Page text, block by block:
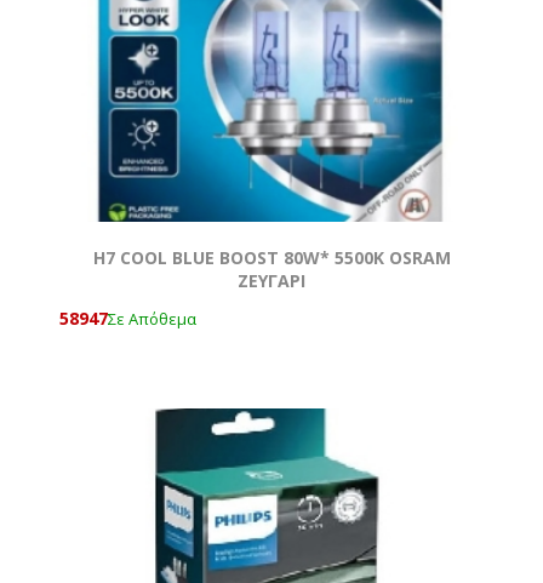
H7 COOL BLUE BOOST 80W* 5500K OSRAM
ΖΕΥΓΑΡΙ
58947Σε Απόθεμα